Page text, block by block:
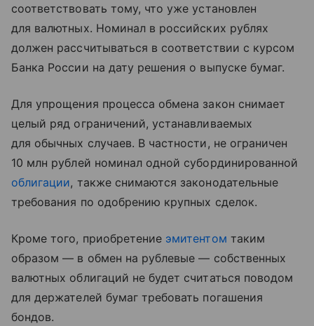
соответствовать тому, что уже установлен
для валютных. Номинал в российских рублях
должен рассчитываться в соответствии с курсом
Банка России на дату решения о выпуске бумаг.
Для упрощения процесса обмена закон снимает
целый ряд ограничений, устанавливаемых
для обычных случаев. В частности, не ограничен
10 млн рублей номинал одной субординированной
облигации, также снимаются законодательные
требования по одобрению крупных сделок.
Кроме того, приобретение эмитентом таким
образом — в обмен на рублевые — собственных
валютных облигаций не будет считаться поводом
для держателей бумаг требовать погашения
бондов.